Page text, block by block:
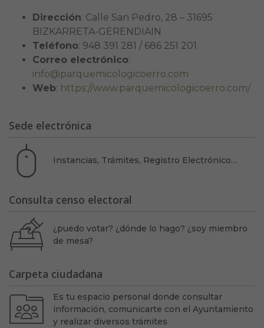
Dirección: Calle San Pedro, 28 – 31695
BIZKARRETA-GERENDIAIN
Teléfono: 948 391 281 / 686 251 201
Correo electrónico:
info@parquemicologicoerro.com
Web: https://www.parquemicologicoerro.com/
Sede electrónica
Instancias, Trámites, Registro Electrónico…
Consulta censo electoral
¿puedo votar? ¿dónde lo hago? ¿soy miembro
de mesa?
Carpeta ciudadana
Es tu espacio personal donde consultar
información, comunicarte con el Ayuntamiento
y realizar diversos trámites